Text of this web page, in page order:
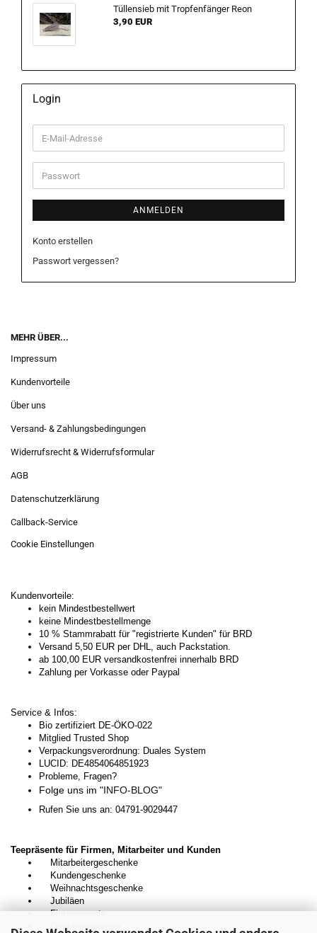
Tüllensieb mit Tropfenfänger Reon
3,90 EUR
Login
E-
Mail-
Adresse
Passwort
ANMELDEN
Konto erstellen
Passwort vergessen?
MEHR ÜBER...
Impressum
Kundenvorteile
Über uns
Versand- & Zahlungsbedingungen
Widerrufsrecht & Widerrufsformular
AGB
Datenschutzerklärung
Callback-Service
Cookie Einstellungen
Kundenvorteile:
kein Mindestbestellwert
keine Mindestbestellmenge
10 % Stammrabatt für "registrierte Kunden" für BRD
Versand 5,50 EUR per DHL, auch Packstation.
ab 100,00 EUR versandkostenfrei innerhalb BRD
Zahlung per Vorkasse oder Paypal
Service & Infos:
Bio zertifiziert DE-ÖKO-022
Mitglied Trusted Shop
Verpackungsverordnung: Duales System
LUCID: DE4854064851923
Probleme, Fragen?
Folge uns im "INFO-BLOG"
Rufen Sie uns an: 04791-9029447
Teepräsente für Firmen, Mitarbeiter und Kunden
Mitarbeitergeschenke
Kundengeschenke
Weihnachtsgeschenke
Jubiläen
Firmenevents
Geschäftspartner